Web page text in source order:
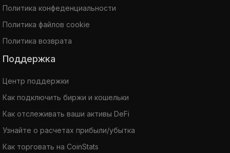
Политика конфеденциальности
Политика файлов cookie
Политика возврата
Поддержка
Центр поддержки
Как подключить биржи и кошельки
Как отслеживать ваши активы DeFi
Узнайте о расчетах прибыли/убытка
Как торговать на CoinStats